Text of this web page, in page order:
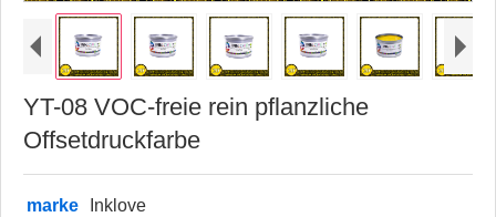
YT-08 VOC-freie rein pflanzliche
Offsetdruckfarbe
marke
Inklove